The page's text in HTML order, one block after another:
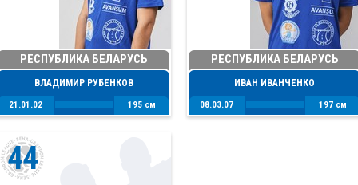
РЕСПУБЛИКА БЕЛАРУСЬ
ВЛАДИМИР РУБЕНКОВ
21.01.02 195 см
РЕСПУБЛИКА БЕЛАРУСЬ
ИВАН ИВАНЧЕНКО
08.03.07 197 см
44